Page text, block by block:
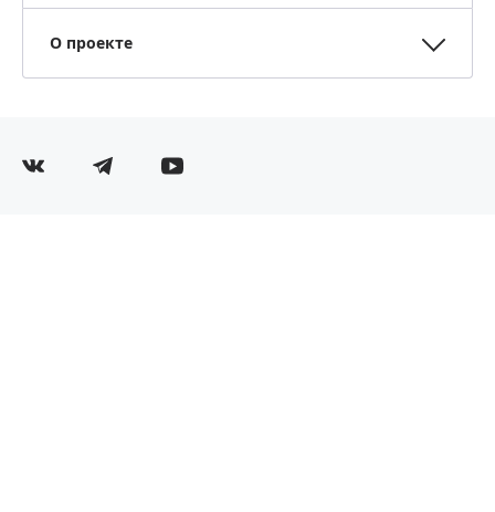
О проекте